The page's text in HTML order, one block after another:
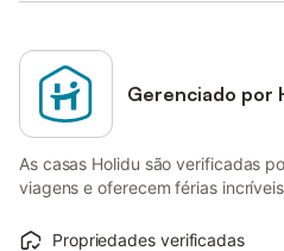
Gerenciado por
As casas Holidu são verificadas
viagens e oferecem férias
Propriedades verificadas